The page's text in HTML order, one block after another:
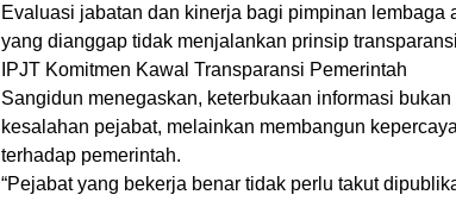
Evaluasi jabatan dan kinerja bagi pimpinan lembaga
yang dianggap tidak menjalankan prinsip
IPJT Komitmen Kawal Transparansi Pemerintah
Sangidun menegaskan, keterbukaan informasi
kesalahan pejabat, melainkan membangun
terhadap pemerintah.
“Pejabat yang bekerja benar tidak perlu takut